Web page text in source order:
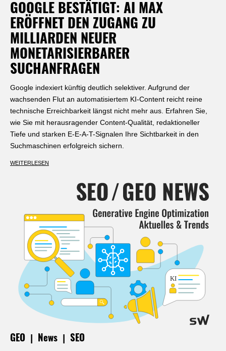
GOOGLE BESTÄTIGT: AI MAX
ERÖFFNET DEN ZUGANG ZU
MILLIARDEN NEUER
MONETARISIERBARER
SUCHANFRAGEN
Google indexiert künftig deutlich selektiver. Aufgrund der
wachsenden Flut an automatisiertem KI-Content reicht reine
technische Erreichbarkeit längst nicht mehr aus. Erfahren Sie,
wie Sie mit herausragender Content-Qualität, redaktioneller
Tiefe und starken E-E-A-T-Signalen Ihre Sichtbarkeit in den
Suchmaschinen erfolgreich sichern.
WEITERLESEN
GEO News SEO